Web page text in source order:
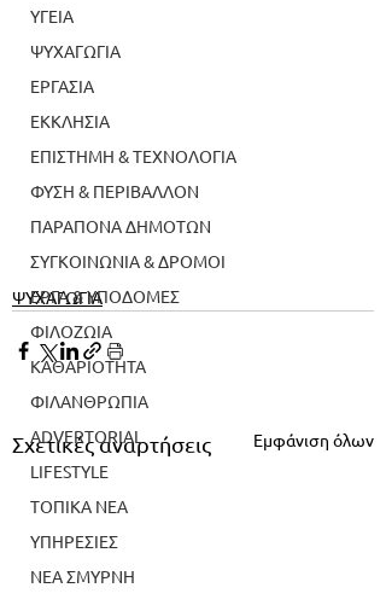
ΥΓΕΙΑ
ΨΥΧΑΓΩΓΙΑ
ΕΡΓΑΣΙΑ
ΕΚΚΛΗΣΙΑ
ΕΠΙΣΤΗΜΗ & ΤΕΧΝΟΛΟΓΙΑ
ΦΥΣΗ & ΠΕΡΙΒΑΛΛΟΝ
ΠΑΡΑΠΟΝΑ ΔΗΜΟΤΩΝ
ΣΥΓΚΟΙΝΩΝΙΑ & ΔΡΟΜΟΙ
ΕΡΓΑ & ΥΠΟΔΟΜΕΣ
ΦΙΛΟΖΩΙΑ
ΚΑΘΑΡΙΟΤΗΤΑ
ΦΙΛΑΝΘΡΩΠΙΑ
ADVERTORIAL
LIFESTYLE
ΤΟΠΙΚΑ ΝΕΑ
ΥΠΗΡΕΣΙΕΣ
ΝΕΑ ΣΜΥΡΝΗ
ΨΥΧΑΓΩΓΙΑ
Σχετικές αναρτήσεις Εμφάνιση όλων